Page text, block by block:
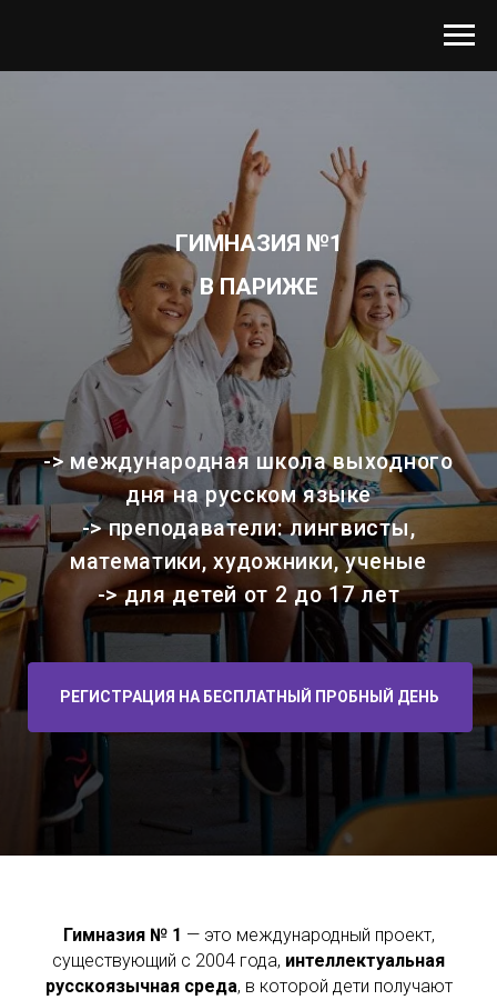
-> международная школа выходного
дня на русском языке
-> преподаватели: лингвисты,
математики, художники, ученые
-> для детей от 2 до 17 лет
РЕГИСТРАЦИЯ НА БЕСПЛАТНЫЙ ПРОБНЫЙ ДЕНЬ
ГИМНАЗИЯ №1
В ПАРИЖЕ
Гимназия № 1 — это международный проект,
существующий с 2004 года, интеллектуальная
русскоязычная среда, в которой дети получают